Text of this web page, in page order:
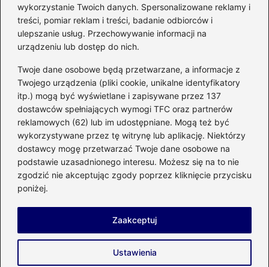
wykorzystanie Twoich danych. Spersonalizowane reklamy i
treści, pomiar reklam i treści, badanie odbiorców i
ulepszanie usług. Przechowywanie informacji na
urządzeniu lub dostęp do nich.
Twoje dane osobowe będą przetwarzane, a informacje z
Twojego urządzenia (pliki cookie, unikalne identyfikatory
itp.) mogą być wyświetlane i zapisywane przez 137
dostawców spełniających wymogi TFC oraz partnerów
reklamowych (62) lub im udostępniane. Mogą też być
wykorzystywane przez tę witrynę lub aplikację. Niektórzy
dostawcy mogę przetwarzać Twoje dane osobowe na
podstawie uzasadnionego interesu. Możesz się na to nie
zgodzić nie akceptując zgody poprzez kliknięcie przycisku
poniżej.
Ustawienia
Zaakceptuj
bezpiecznym użytkowaniu sprzętu
kuchennego
Kategorie
Budowa (285)
Dom(207)
Energetyka(21)
Meble i elektronika(23)
Ogród(51)
Remont(78)
Prywatność
Zasady użytkowania